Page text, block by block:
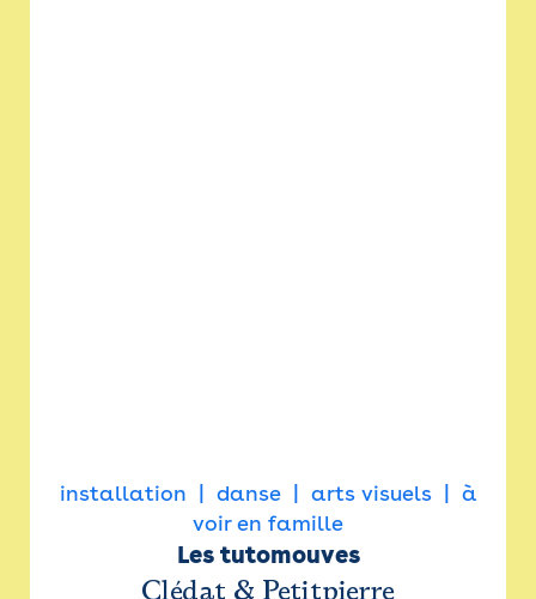
installation danse arts visuels
à
voir en famille
Les tutomouves
Clédat & Petitpierre